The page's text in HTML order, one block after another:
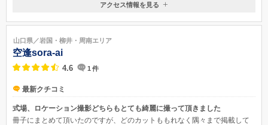
山口県周南市二番町一丁目4-7
アクセス情報を見る
山口県／岩国・柳井・周南エリア
空逢sora-ai
4.6 1 件
最新クチコミ
式場、ロケーション撮影どちらもとても綺麗に撮って頂きました
冊子にまとめて頂いたのですが、どのカットももれなく隅々まで掲載して